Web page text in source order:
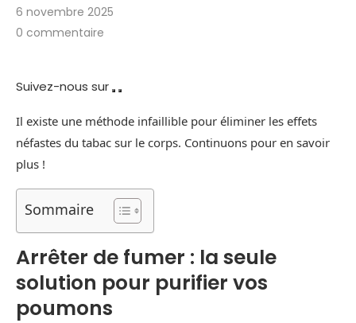
6 novembre 2025
0 commentaire
Suivez-nous sur
Il existe une méthode infaillible pour éliminer les effets
néfastes du tabac sur le corps. Continuons pour en savoir
plus !
Sommaire
Arrêter de fumer : la seule
solution pour purifier vos
poumons